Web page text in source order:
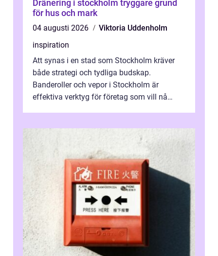
Dränering i stockholm tryggare grund
för hus och mark
04 augusti 2026
Viktoria Uddenholm
inspiration
Att synas i en stad som Stockholm kräver
både strategi och tydliga budskap.
Banderoller och vepor i Stockholm är
effektiva verktyg för företag som vill nå